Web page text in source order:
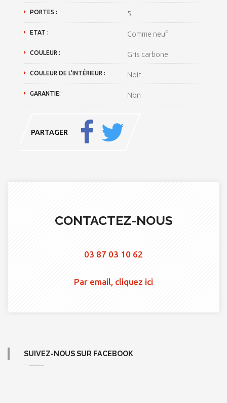
PORTES : 5
ETAT : Comme neuf
COULEUR : Gris carbone
COULEUR DE L'INTÉRIEUR : Noir
GARANTIE: Non
PARTAGER
CONTACTEZ-NOUS
03 87 03 10 62
Par email, cliquez ici
SUIVEZ-NOUS SUR FACEBOOK